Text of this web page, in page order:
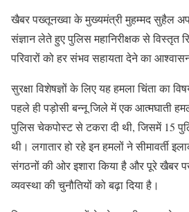
खैबर पख्तूनख्वा के मुख्यमंत्री मुहम्मद सुहैल
संज्ञान लेते हुए पुलिस महानिरीक्षक से विस्तृत
परिवारों को हर संभव सहायता देने का
सुरक्षा विशेषज्ञों के लिए यह हमला चिंता का
पहले ही पड़ोसी बन्नू जिले में एक आत्मघाती
पुलिस चेकपोस्ट से टकरा दी थी, जिसमें 15
थी। लगातार हो रहे इन हमलों ने सीमावर्ती
संगठनों की ओर इशारा किया है और पूरे खैबर
व्यवस्था की चुनौतियों को बढ़ा दिया है।